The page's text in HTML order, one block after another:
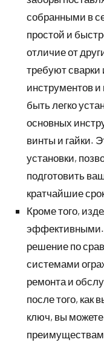
собранными в
простой и
отличие от
требуют
инструментов
быть легко
основных
винты и гайки.
установки,
подготовить
кратчайшие
Кроме того,
эффективными.
решение по
системами
ремонта и
после того, как
ключ, вы